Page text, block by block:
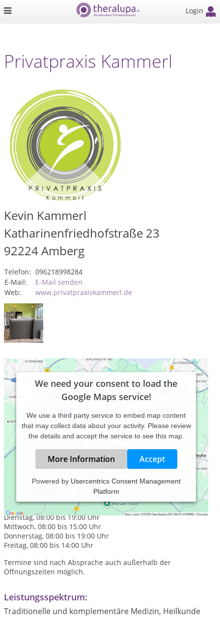
Login
Privatpraxis Kammerl
Kevin Kammerl
Katharinenfriedhofstraße 23
92224Amberg
Telefon: 096218998284
E-Mail:
E-Mail senden
Web:
www.privatpraxiskammerl.de
We need your consent to load the
Google Maps service!
We use a third party service to embed map content
that may collect data about your activity. Please review
the details and accept the service to see this map.
More Information Accept
Powered by Usercentrics Consent Management
Platform
Montag, 08:00 bis 15:00 Uhr
Dienstag, 08:00 bis 19:00 Uhr
Mittwoch, 08:00 bis 15:00 Uhr
Donnerstag, 08:00 bis 19:00 Uhr
Freitag, 08:00 bis 14:00 Uhr
Termine sind nach Absprache auch außerhalb der
Öffnungszeiten möglich.
Leistungsspektrum:
Traditionelle und komplementäre Medizin, Heilkunde